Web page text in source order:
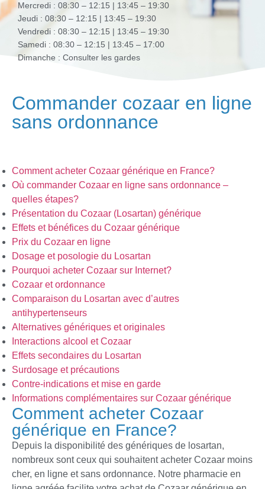
Mercredi : 08:30 – 12:15 | 13:45 – 19:30
Jeudi : 08:30 – 12:15 | 13:45 – 19:30
Vendredi : 08:30 – 12:15 | 13:45 – 19:30
Samedi : 08:30 – 12:15 | 13:45 – 17:00
Dimanche : Consulter les gardes
Commander cozaar en ligne
sans ordonnance
Comment acheter Cozaar générique en France?
Où commander Cozaar en ligne sans ordonnance –
quelles étapes?
Présentation du Cozaar (Losartan) générique
Effets et bénéfices du Cozaar générique
Prix du Cozaar en ligne
Dosage et posologie du Losartan
Pourquoi acheter Cozaar sur Internet?
Cozaar et ordonnance
Comparaison du Losartan avec d’autres
antihypertenseurs
Alternatives génériques et originales
Interactions alcool et Cozaar
Effets secondaires du Losartan
Surdosage et précautions
Contre-indications et mise en garde
Informations complémentaires sur Cozaar générique
Comment acheter Cozaar
générique en France?
Depuis la disponibilité des génériques de losartan,
nombreux sont ceux qui souhaitent acheter Cozaar moins
cher, en ligne et sans ordonnance. Notre pharmacie en